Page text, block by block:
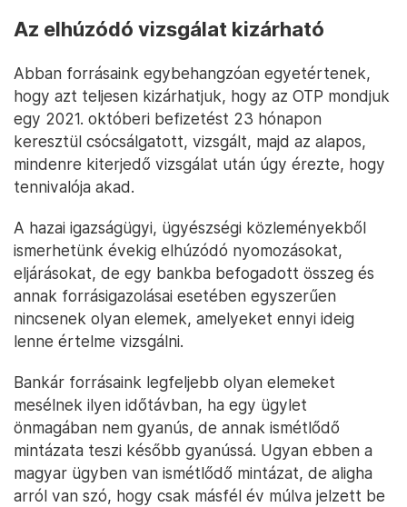
Az elhúzódó vizsgálat kizárható
Abban forrásaink egybehangzóan egyetértenek,
hogy azt teljesen kizárhatjuk, hogy az OTP mondjuk
egy 2021. októberi befizetést 23 hónapon
keresztül csócsálgatott, vizsgált, majd az alapos,
mindenre kiterjedő vizsgálat után úgy érezte, hogy
tennivalója akad.
A hazai igazságügyi, ügyészségi közleményekből
ismerhetünk évekig elhúzódó nyomozásokat,
eljárásokat, de egy bankba befogadott összeg és
annak forrásigazolásai esetében egyszerűen
nincsenek olyan elemek, amelyeket ennyi ideig
lenne értelme vizsgálni.
Bankár forrásaink legfeljebb olyan elemeket
mesélnek ilyen időtávban, ha egy ügylet
önmagában nem gyanús, de annak ismétlődő
mintázata teszi később gyanússá. Ugyan ebben a
magyar ügyben van ismétlődő mintázat, de aligha
arról van szó, hogy csak másfél év múlva jelzett be